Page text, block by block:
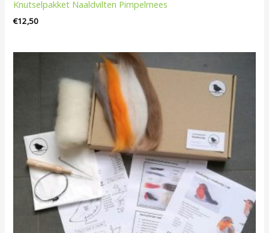
Knutselpakket Naaldvilten Pimpelmees
€12,50